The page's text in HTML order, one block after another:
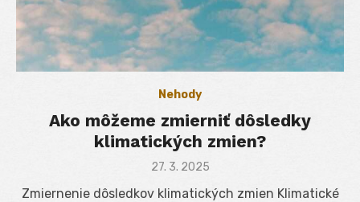
Nehody
Ako môžeme zmierniť dôsledky
klimatických zmien?
Posted
27. 3. 2025
Zmiernenie dôsledkov klimatických zmien Klimatické